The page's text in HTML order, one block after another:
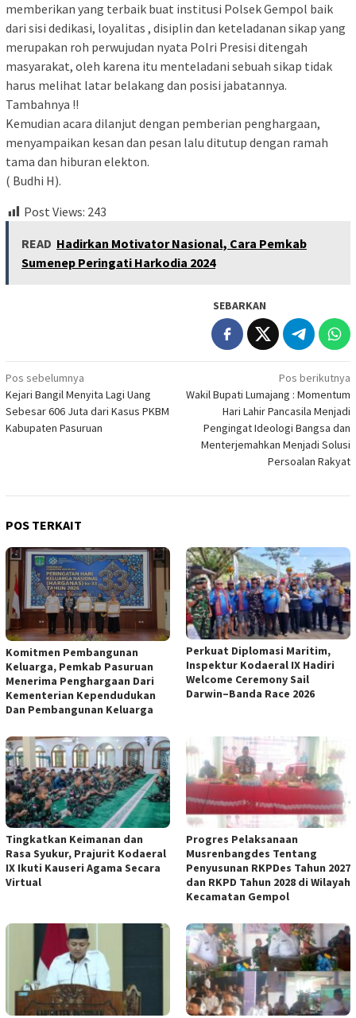
memberikan yang terbaik buat institusi Polsek Gempol baik
dari sisi dedikasi, loyalitas , disiplin dan keteladanan sikap yang
merupakan roh perwujudan nyata Polri Presisi ditengah
masyarakat, oleh karena itu menteladani sebuah sikap tidak
harus melihat latar belakang dan posisi jabatannya.
Tambahnya !!
Kemudian acara dilanjut dengan pemberian penghargaan,
menyampaikan kesan dan pesan lalu ditutup dengan ramah
tama dan hiburan elekton.
( Budhi H).
Post Views: 243
READ Hadirkan Motivator Nasional, Cara Pemkab
Sumenep Peringati Harkodia 2024
SEBARKAN
Navigasi
pos
Pos sebelumnya
Kejari Bangil Menyita Lagi Uang
Sebesar 606 Juta dari Kasus PKBM
Kabupaten Pasuruan
Pos berikutnya
Wakil Bupati Lumajang : Momentum
Hari Lahir Pancasila Menjadi
Pengingat Ideologi Bangsa dan
Menterjemahkan Menjadi Solusi
Persoalan Rakyat
POS TERKAIT
Komitmen Pembangunan
Keluarga, Pemkab Pasuruan
Menerima Penghargaan Dari
Kementerian Kependudukan
Dan Pembangunan Keluarga
Perkuat Diplomasi Maritim,
Inspektur Kodaeral IX Hadiri
Welcome Ceremony Sail
Darwin–Banda Race 2026
Tingkatkan Keimanan dan
Rasa Syukur, Prajurit Kodaeral
IX Ikuti Kauseri Agama Secara
Virtual
Progres Pelaksanaan
Musrenbangdes Tentang
Penyusunan RKPDes Tahun 2027
dan RKPD Tahun 2028 di Wilayah
Kecamatan Gempol